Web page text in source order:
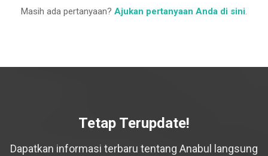
Masih ada pertanyaan? Ajukan pertanyaan Anda di sini.
Tetap Terupdate!
Dapatkan informasi terbaru tentang Anabul langsung